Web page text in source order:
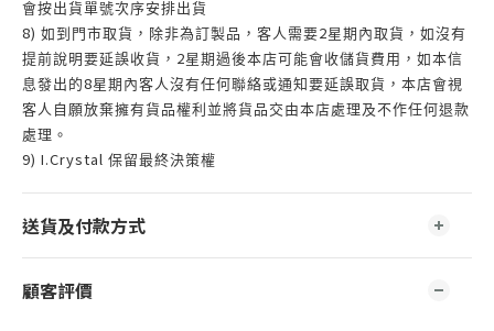
會按出貨單號次序安排出貨
8) 如到門市取貨，除非為訂製品，客人需要2星期內取貨，如沒有
提前說明要延誤收貨， 2星期過後本店可能會收儲貨費用，如本信
息發出的8星期內客人沒有任何聯絡或通知要延誤取貨，本店會視
客人自願放棄擁有貨品權利並將貨品交由本店處理及不作任何退款
處理。
9) I.Crystal 保留最終決策權
送貨及付款方式
顧客評價